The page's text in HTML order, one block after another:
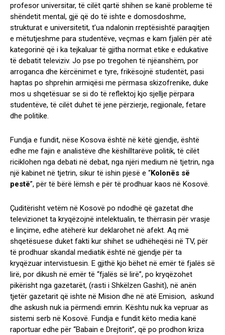
profesor universitar, të cilët qartë shihen se kanë probleme të
shëndetit mental, gjë që do të ishte e domosdoshme,
strukturat e universitetit, t’ua ndalonin rreptësishtë paraqitjen
e mëtutjeshme para studentëve, veçmas e kam fjalën për atë
kategorinë që i ka tejkaluar të gjitha normat etike e edukative
të debatit televiziv. Jo pse po tregohen të njëanshëm, por
arroganca dhe kërcënimet e tyre, frikësojnë studentët, pasi
haptas po shprehin armiqësi me përmasa skizofrenike, duke
mos u shqetësuar se si do të reflektoj kjo sjellje përpara
studentëve, të cilët duhet të jene përzierje, regjionale, fetare
dhe politike.
Fundja e fundit, nëse Kosova është në këtë gjendje, është
edhe me fajin e analistëve dhe këshilltarëve politik, të cilët
riciklohen nga debati në debat, nga njëri medium në tjetrin, nga
një kabinet në tjetrin, sikur të ishin pjesë e “Kolonës së
pestë”, për të bërë lëmsh e për të prodhuar kaos në Kosovë.
Çuditërisht vetëm në Kosovë po ndodhë që gazetat dhe
televizionet ta kryqëzojnë intelektualin, te thërrasin për vrasje
e linçime, edhe atëherë kur deklarohet në afekt. Aq më
shqetësuese duket fakti kur shihet se udhëheqësi në TV, për
të prodhuar skandal mediatik është në gjendje për ta
kryqëzuar intervistuesin. E gjithë kjo bëhet në emër të fjalës së
lirë, por dikush në emër të “fjalës së lirë”, po kryqëzohet
pikërisht nga gazetarët, (rasti i Shkëlzen Gashit), në anën
tjetër gazetarit që ishte në Mision dhe në atë Emision, askund
dhe askush nuk ia përmendi emrin. Kështu nuk ka vepruar as
sistemi serb në Kosovë. Fundja e fundit këto media kanë
raportuar edhe për “Babain e Drejtorit”, që po prodhon kriza